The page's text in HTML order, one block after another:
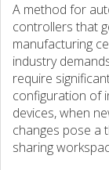
A method for
controllers that
manufacturing
industry
require
configuration of
devices, when
changes pose a
sharing